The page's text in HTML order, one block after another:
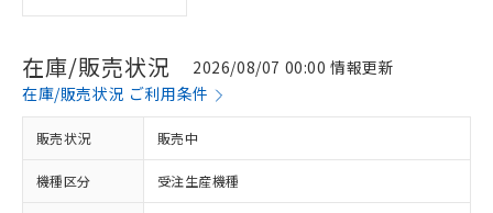
在庫/販売状況
2026/08/07 00:00 情報更新
在庫/販売状況 ご利用条件
販売状況 販売中
機種区分 受注生産機種